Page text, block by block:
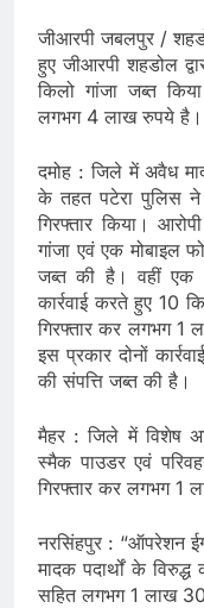
जीआरपी जबलपुर /
हुए जीआरपी शहडोल
किलो गांजा जब्त
लगभग 4 लाख रुपये है।
दमोह : जिले में अवैध
के तहत पटेरा पुलिस ने
गिरफ्तार किया।
गांजा एवं एक मोबाइल
जब्‍त की है। वहीं एक
कार्रवाई करते हुए 10
गिरफ्तार कर लगभग 1
इस प्रकार दोनों
की संपत्ति जब्‍त की है।
मैहर : जिले में विशेष
स्मैक पाउडर एवं
गिरफ्तार कर लगभग 1
नरसिंहपुर : “ऑपरेशन
मादक पदार्थों के
सहित लगभग 1 लाख